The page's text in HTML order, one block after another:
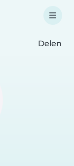
Delen